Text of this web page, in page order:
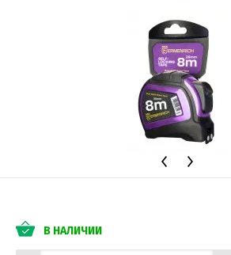
В НАЛИЧИИ